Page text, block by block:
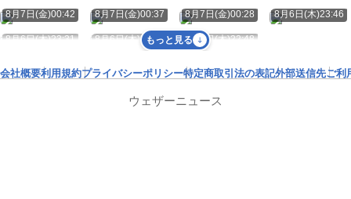
8月7日(金)00:42 8月7日(金)00:37 8月7日(金)00:28 8月6日(木)23:46
8月6日(木)23:31 8月6日(木)22:49 8月6日(木)22:48
もっと見る
会社概要利用規約プライバシーポリシー特定商取引法の表記外部送信先ご利
ウェザーニュース